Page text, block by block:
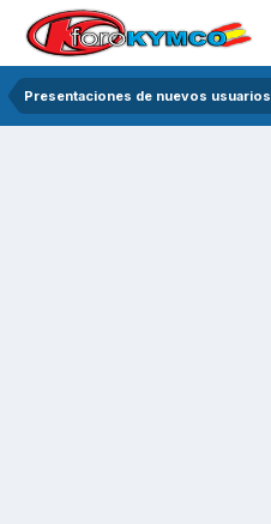
Presentaciones de nuevos usuarios